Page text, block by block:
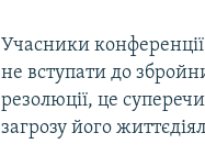
Учасники
не вступати до
резолюції, це
загрозу його